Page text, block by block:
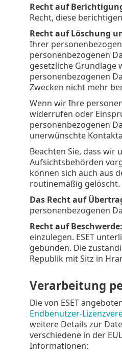
Recht auf
Recht, diese
Recht auf Löschung
Ihrer
personenbezogenen
gesetzliche Grundlage
personenbezogenen
Zwecken nicht mehr
Wenn wir Ihre
widerrufen oder
personenbezogenen
unerwünschte
Beachten Sie, dass
Aufsichtsbehörden
können sich auch aus
routinemäßig gelöscht.
Das Recht auf
personenbezogenen
Recht auf Beschwerde:
einzulegen. ESET
gebunden. Die
Republik mit Sitz in
Verarbeitung
Die von ESET
Endbenutzer-
weitere Details zur
verschiedene in der
Informationen: